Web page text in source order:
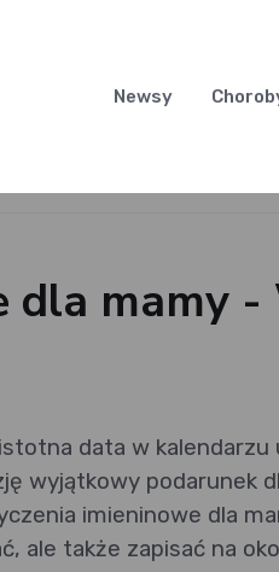
Newsy
dla mamy
data w
wyjątkowy podarunek
imieninowe dla
ale także zapisać na